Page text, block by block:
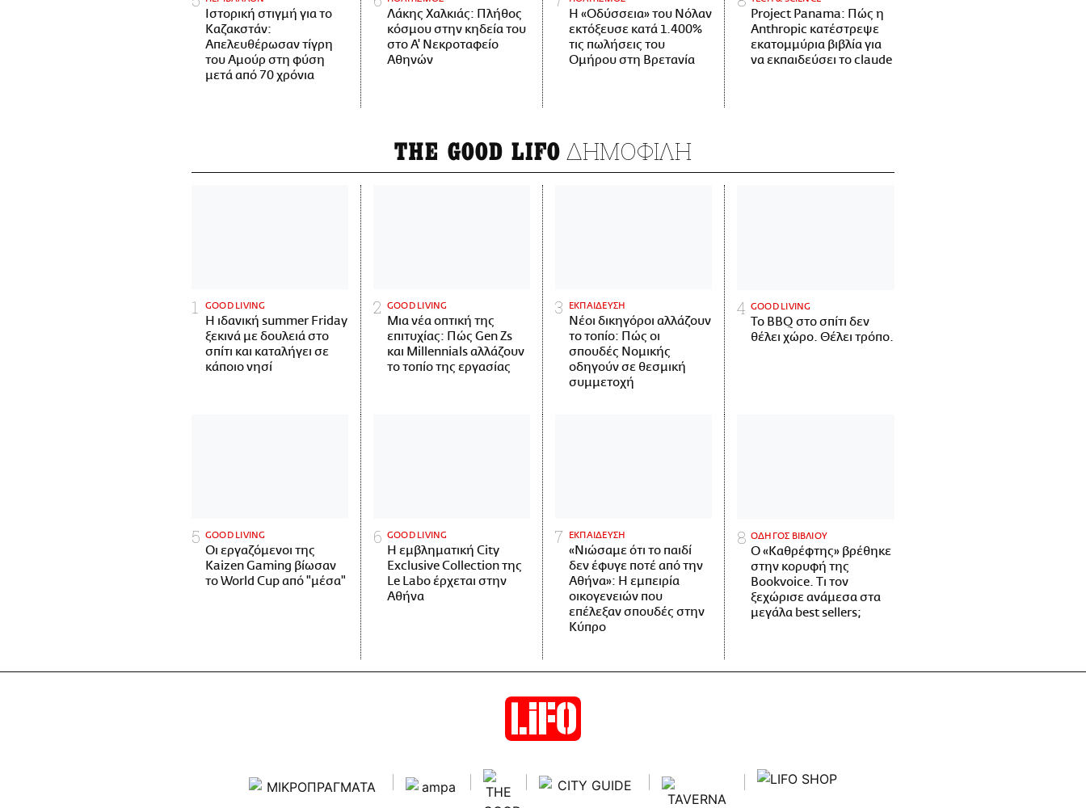
Ιστορική στιγμή για το
Καζακστάν:
Απελευθέρωσαν τίγρη
του Αμούρ στη φύση
μετά από 70 χρόνια
Λάκης Χαλκιάς: Πλήθος
κόσμου στην κηδεία του
στο Α' Νεκροταφείο
Αθηνών
Η «Οδύσσεια» του Νόλαν
εκτόξευσε κατά 1.400%
τις πωλήσεις του
Ομήρου στη Βρετανία
Project Panama: Πώς η
Anthropic κατέστρεψε
εκατομμύρια βιβλία για
να εκπαιδεύσει το claude
THE GOOD LIFO ΔΗΜΟΦΙΛΗ
GOOD LIVING
Η ιδανική summer Friday
ξεκινά με δουλειά στο
σπίτι και καταλήγει σε
κάποιο νησί
GOOD LIVING
Μια νέα οπτική της
επιτυχίας: Πώς Gen Zs
και Millennials αλλάζουν
το τοπίο της εργασίας
ΕΚΠΑΙΔΕΥΣΗ
Νέοι δικηγόροι αλλάζουν
το τοπίο: Πώς οι
σπουδές Νομικής
οδηγούν σε θεσμική
συμμετοχή
GOOD LIVING
Το BBQ στο σπίτι δεν
θέλει χώρο. Θέλει τρόπο.
GOOD LIVING
Οι εργαζόμενοι της
Kaizen Gaming βίωσαν
το World Cup από "μέσα"
GOOD LIVING
Η εμβληματική City
Exclusive Collection της
Le Labo έρχεται στην
Αθήνα
ΕΚΠΑΙΔΕΥΣΗ
«Νιώσαμε ότι το παιδί
δεν έφυγε ποτέ από την
Αθήνα»: Η εμπειρία
οικογενειών που
επέλεξαν σπουδές στην
Κύπρο
ΟΔΗΓΟΣ ΒΙΒΛΙΟΥ
Ο «Καθρέφτης» βρέθηκε
στην κορυφή της
Bookvoice. Τι τον
ξεχώρισε ανάμεσα στα
μεγάλα best sellers;